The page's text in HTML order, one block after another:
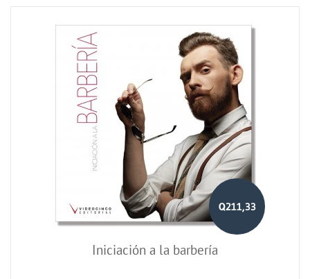
Q211,33
Iniciación a la barbería